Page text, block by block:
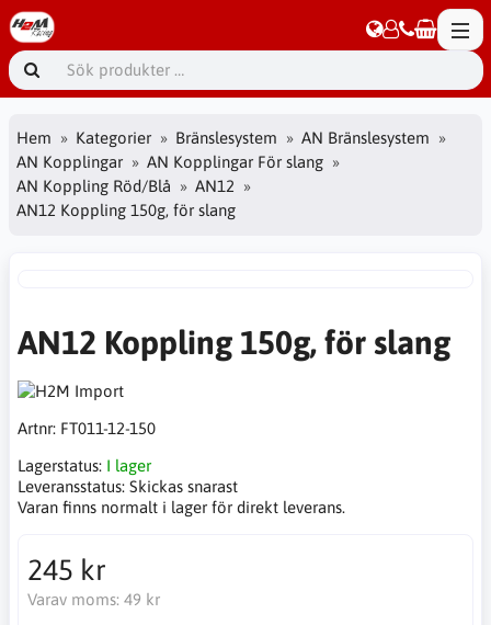
Hem Kategorier Bränslesystem
AN Bränslesystem
AN Kopplingar
AN Kopplingar För slang
AN Koppling Röd/Blå
AN12
AN12 Koppling 150g, för slang
AN12 Koppling 150g, för slang
Artnr: FT011-12-150
Lagerstatus: I lager
Leveransstatus: Skickas snarast
Varan finns normalt i lager för direkt leverans.
245 kr
Varav moms: 49 kr